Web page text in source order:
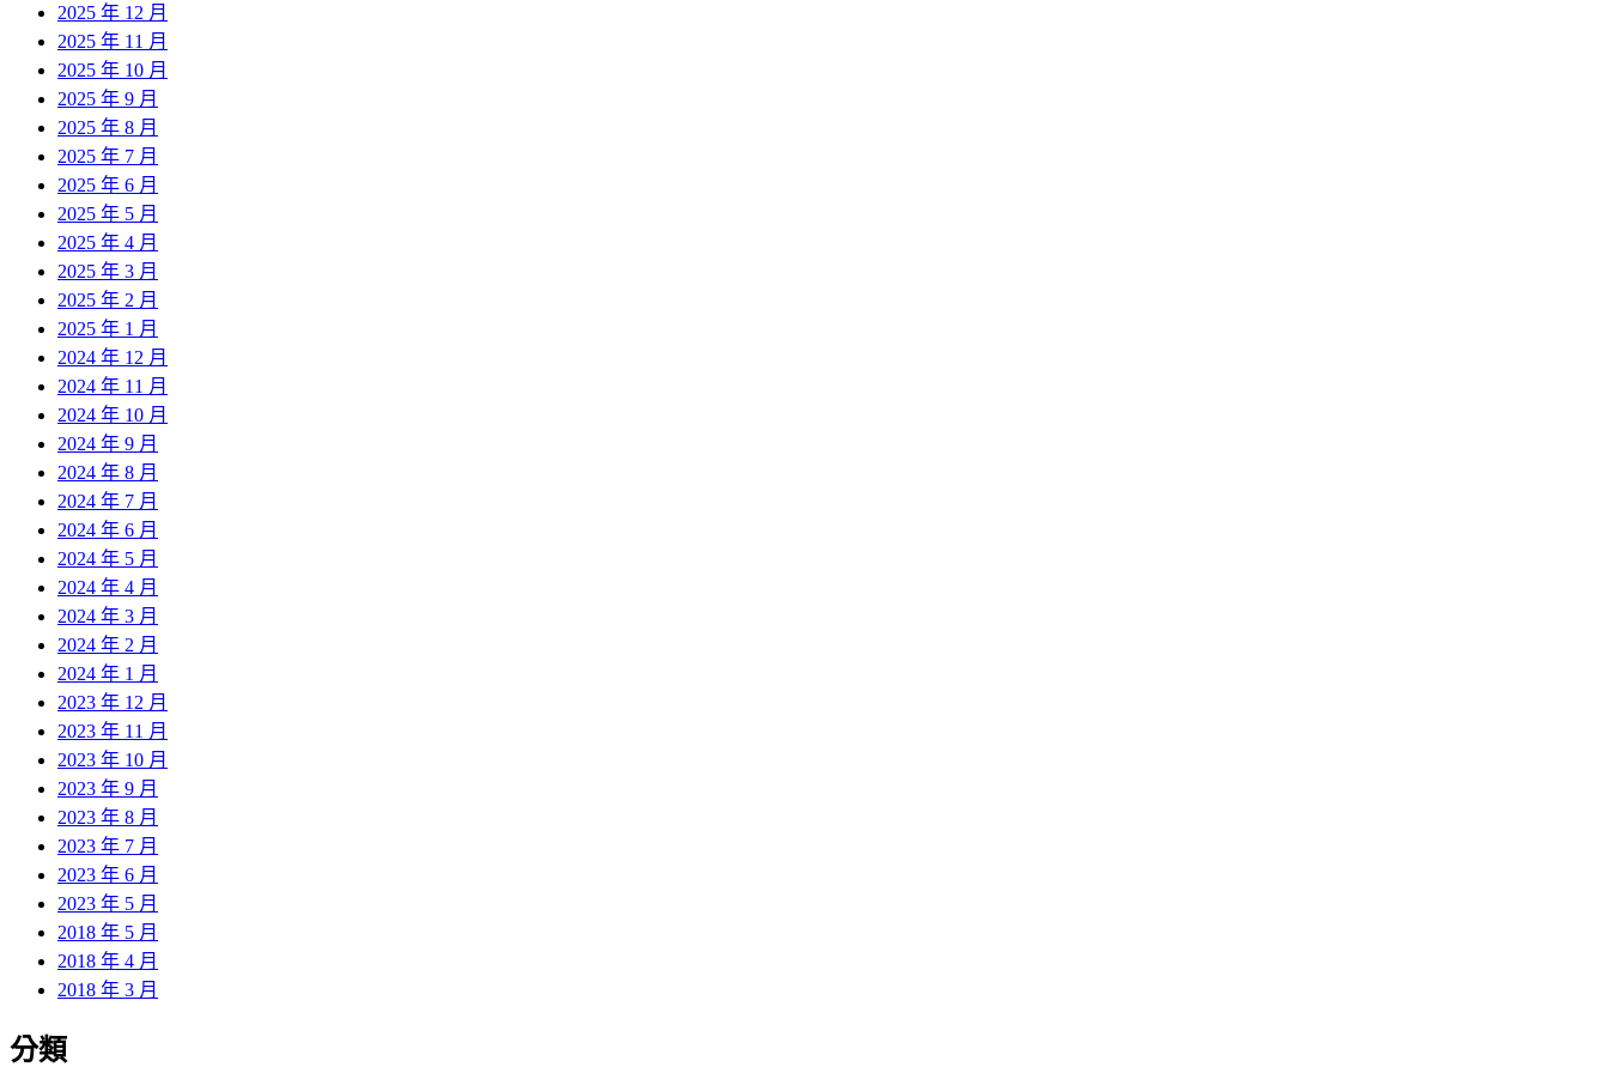
2025 年 12 月
2025 年 11 月
2025 年 10 月
2025 年 9 月
2025 年 8 月
2025 年 7 月
2025 年 6 月
2025 年 5 月
2025 年 4 月
2025 年 3 月
2025 年 2 月
2025 年 1 月
2024 年 12 月
2024 年 11 月
2024 年 10 月
2024 年 9 月
2024 年 8 月
2024 年 7 月
2024 年 6 月
2024 年 5 月
2024 年 4 月
2024 年 3 月
2024 年 2 月
2024 年 1 月
2023 年 12 月
2023 年 11 月
2023 年 10 月
2023 年 9 月
2023 年 8 月
2023 年 7 月
2023 年 6 月
2023 年 5 月
2018 年 5 月
2018 年 4 月
2018 年 3 月
分類